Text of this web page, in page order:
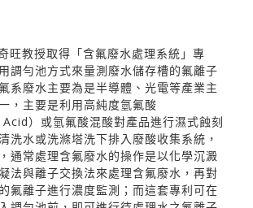
旺教授取得「含氟廢水處理系統」專
調勻池方式來量測廢水儲存槽的氟離子
系廢水主要為是半導體、光電等產業主
，主要是利用高純度氫氟酸
）或氫氟酸混酸對產品進行濕式蝕刻
洗水或洗滌塔洗下排入廢酸收集系統，
通常處理含氟廢水的操作是以化學沉澱
法與離子交換法來處理含氟廢水，再對
氟離子進行濃度監測；而這套專利可在